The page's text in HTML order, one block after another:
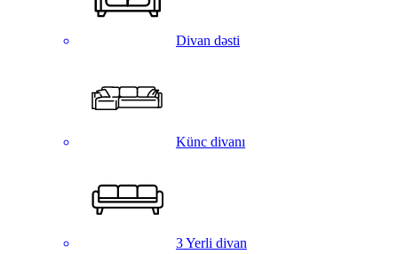
Divan dəsti
Künc divanı
3 Yerli divan